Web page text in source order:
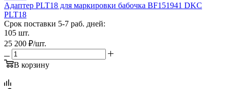
Адаптер PLT18 для маркировки бабочка BF151941 DKC
PLT18
Срок поставки 5-7 раб. дней:
105 шт.
25 200 ₽/шт.
В корзину